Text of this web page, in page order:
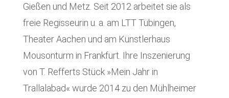
Gießen und Metz. Seit 2012 arbeitet sie als
freie Regisseurin u. a. am LTT Tübingen,
Theater Aachen und am Künstlerhaus
Mousonturm in Frankfurt. Ihre Inszenierung
von T. Refferts Stück »Mein Jahr in
Trallalabad« wurde 2014 zu den Mühlheimer